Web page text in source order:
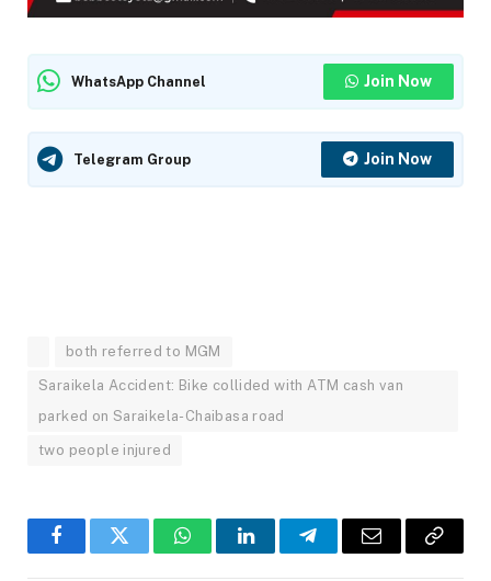
WhatsApp Channel Join Now
Telegram Group Join Now
both referred to MGM
Saraikela Accident: Bike collided with ATM cash van
parked on Saraikela-Chaibasa road
two people injured
FacebookTwitter WhatsAppLinkedInTelegramEmail
Copy